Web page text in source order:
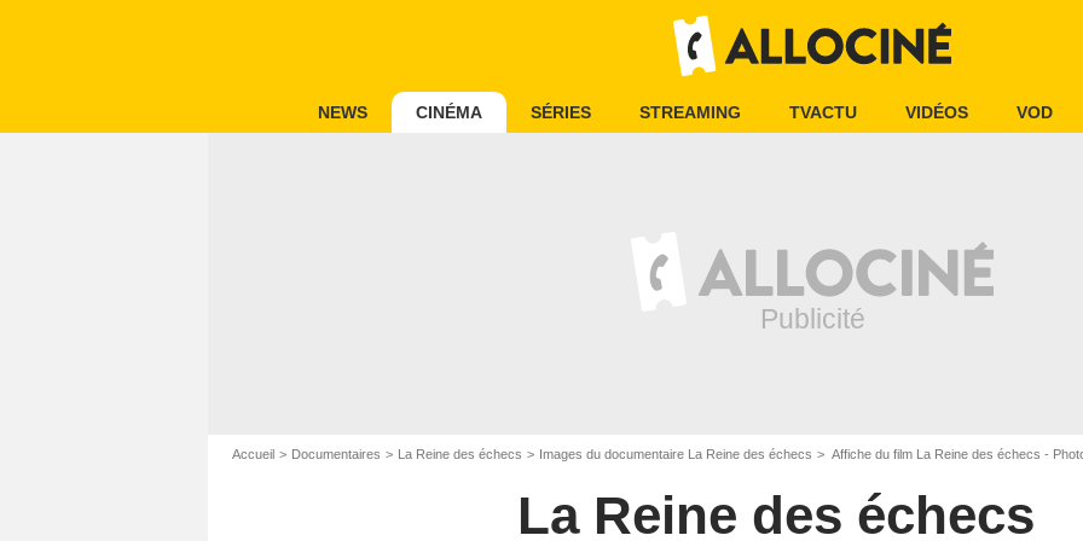
NEWS CINÉMA SÉRIES STREAMING TVACTU VIDÉOS VOD
Accueil Documentaires La Reine des échecs Images du documentaire La Reine des échecs Affiche du film La Reine des échecs -
La Reine des échecs